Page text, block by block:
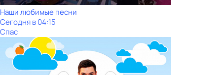
Наши любимые песни
Сегодня в 04:15
Спас